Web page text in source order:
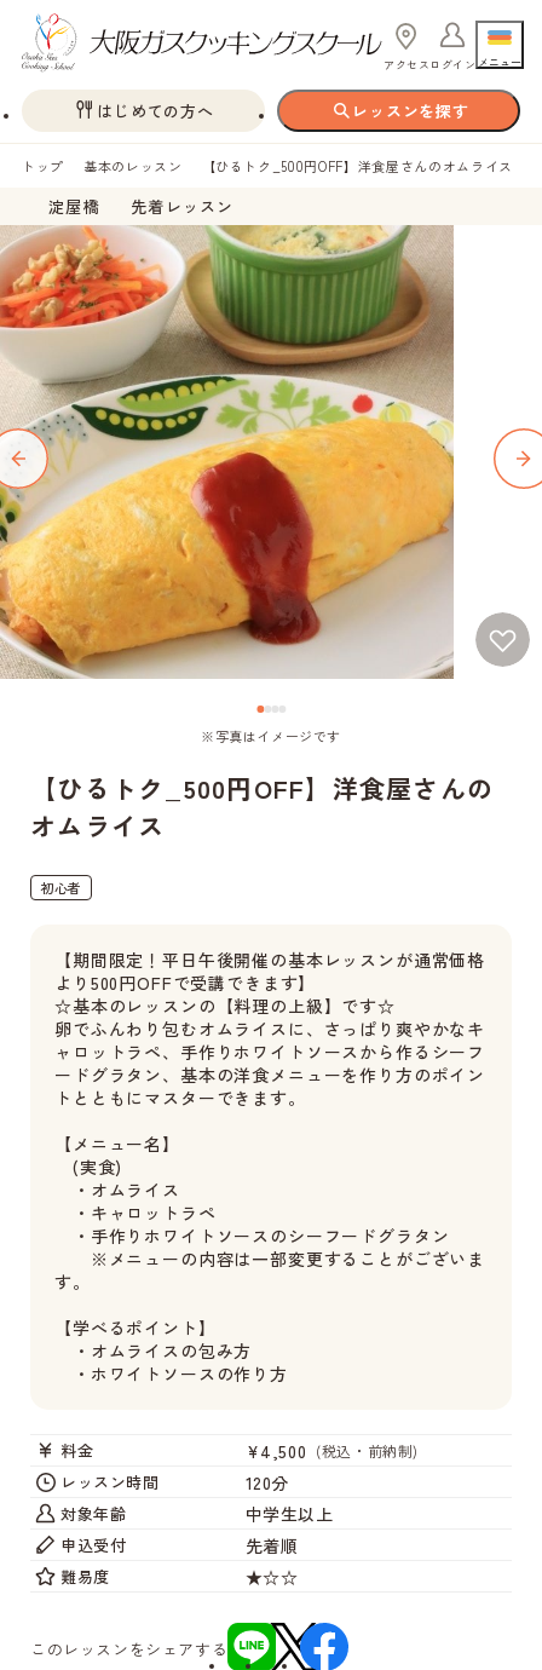
アクセス ログイン メニュー
はじめての方へ レッスンを探す
トップ 基本のレッスン 【ひるトク_500円OFF】洋食屋さんのオムライス
淀屋橋 先着レッスン
※写真はイメージです
【ひるトク_500円OFF】洋食屋さんの
オムライス
初心者
【期間限定！平日午後開催の基本レッスンが通常価格
より500円OFFで受講できます】
☆基本のレッスンの【料理の上級】です☆
卵でふんわり包むオムライスに、さっぱり爽やかなキ
ャロットラペ、手作りホワイトソースから作るシーフ
ードグラタン、基本の洋食メニューを作り方のポイン
トとともにマスターできます。
【メニュー名】
(実食)
・オムライス
・キャロットラペ
・手作りホワイトソースのシーフードグラタン
※メニューの内容は一部変更することがございま
す。
【学べるポイント】
・オムライスの包み方
・ホワイトソースの作り方
料金 ¥4,500 (税込・前納制)
レッスン時間 120分
対象年齢 中学生以上
申込受付 先着順
難易度 ★☆☆
このレッスンをシェアする